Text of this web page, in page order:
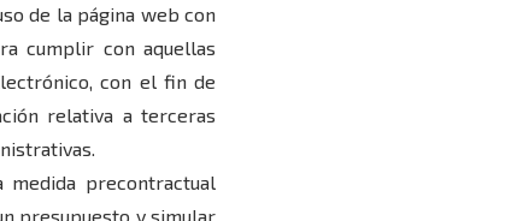
de la página web con
cumplir con aquellas
con el fin de
relativa a terceras
medida precontractual
presupuesto y simular